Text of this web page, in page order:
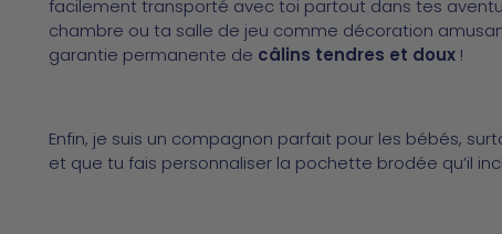
facilement transporté avec toi partout dans tes
chambre ou ta salle de jeu comme décoration
garantie permanente de câlins tendres et doux !
Enfin, je suis un compagnon parfait pour les bébés,
et que tu fais personnaliser la pochette brodée qu’il